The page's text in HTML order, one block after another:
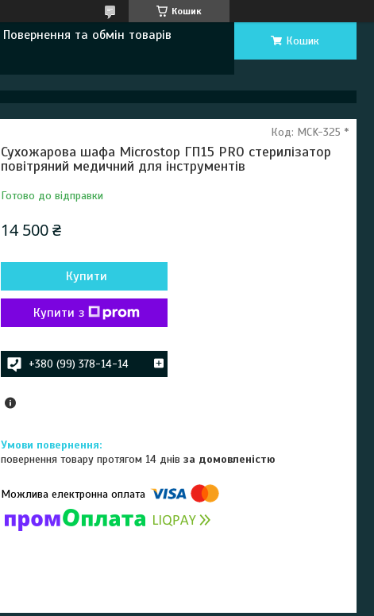
Кошик
Повернення та обмін товарів
Кошик
Сухожарова шафа Microstop ГП15 PRO стерилізатор
повітряний медичний для інструментів
Готово до відправки
Код: MCK-325 *
14 500 ₴
Купити
Купити з
+380 (99) 378-14-14
повернення товару протягом 14 днівза домовленістю